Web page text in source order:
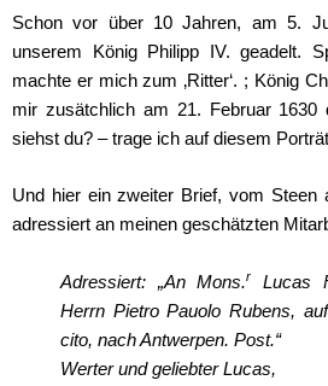
Schon vor über 10 Jahren, am 5.
unserem König Philipp IV. geadelt.
machte er mich zum ‚Ritter‘. ; König
mir zusätchlich am 21. Februar 1630
siehst du? – trage ich auf diesem
Und hier ein zweiter Brief, vom Steen
adressiert an meinen geschätzten
Adressiert: „An Mons.r
Lucas
Herrn Pietro Pauolo Rubens,
cito, nach Antwerpen. Post.“
Werter und geliebter Lucas,